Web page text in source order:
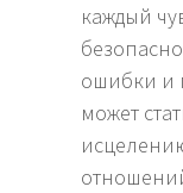
каждый
ошибки и
может